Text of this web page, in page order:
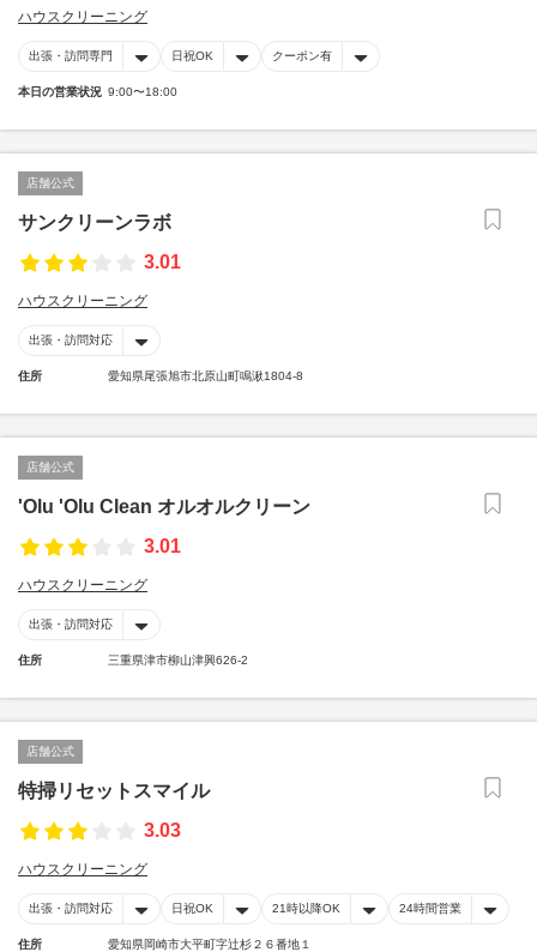
ハウスクリーニング
出張・訪問専門 日祝OK クーポン有
本日の営業状況 9:00〜18:00
店舗公式
サンクリーンラボ
3.01
ハウスクリーニング
出張・訪問対応
住所 愛知県尾張旭市北原山町鳴湫1804-8
店舗公式
'Olu 'Olu Clean オルオルクリーン
3.01
ハウスクリーニング
出張・訪問対応
住所 三重県津市柳山津興626-2
店舗公式
特掃リセットスマイル
3.03
ハウスクリーニング
出張・訪問対応 日祝OK 21時以降OK 24時間営業
住所
愛知県岡崎市大平町字辻杉２６番地１